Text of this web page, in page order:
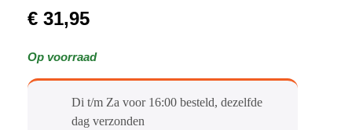
€ 31,95
Op voorraad
Di t/m Za voor 16:00 besteld, dezelfde
dag verzonden​